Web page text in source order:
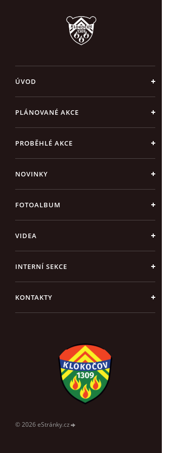
ÚVOD
PLÁNOVANÉ AKCE
PROBĚHLÉ AKCE
NOVINKY
FOTOALBUM
VIDEA
INTERNÍ SEKCE
KONTAKTY
© 2026 eStránky.cz